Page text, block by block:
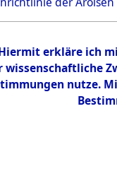
Einen Kommentar
erkläre ich
wissenschaftliche
nutze.